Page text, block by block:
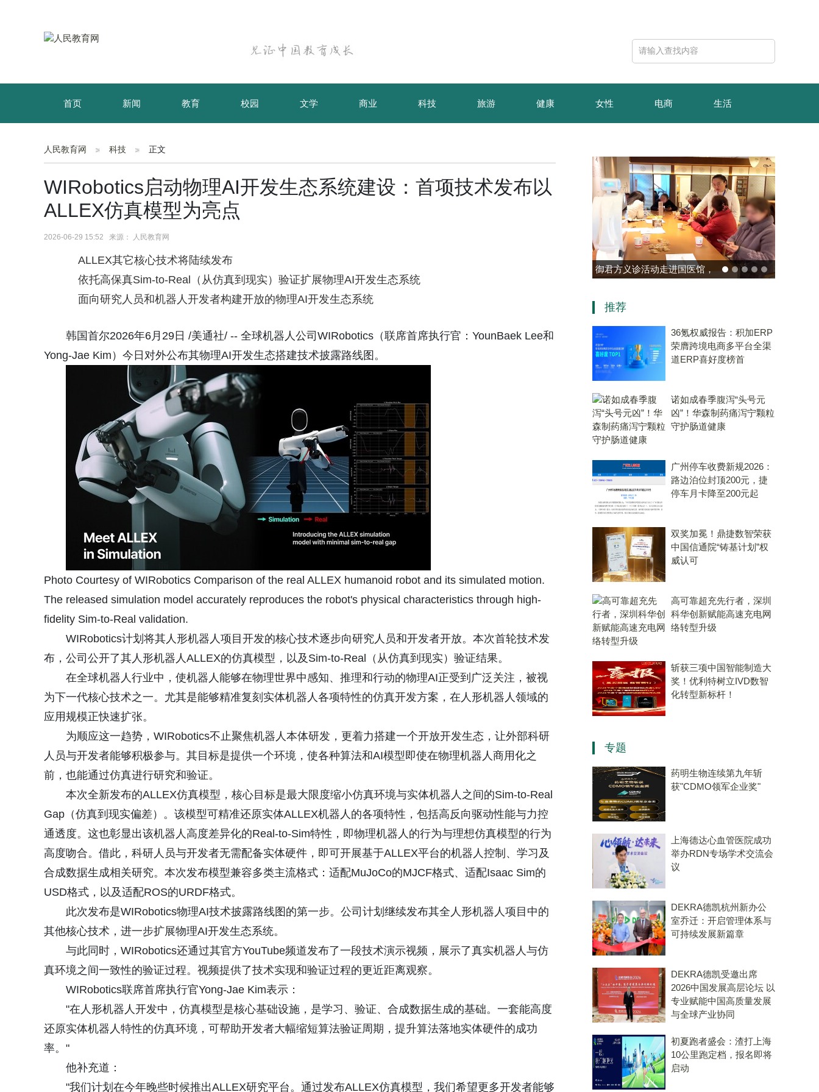
首页 新闻 教育 校园 文学 商业 科技 旅游 健康 女性 电商 生活
育儿 资讯
人民教育网 科技 正文
WIRobotics启动物理AI开发生态系统建设：首项技术发布以
ALLEX仿真模型为亮点
2026-06-29 15:52 来源： 人民教育网
ALLEX其它核心技术将陆续发布
依托高保真Sim-to-Real（从仿真到现实）验证扩展物理AI开发生态系统
面向研究人员和机器人开发者构建开放的物理AI开发生态系统
韩国首尔2026年6月29日 /美通社/ -- 全球机器人公司WIRobotics（联席首席执行官：YounBaek Lee和
Yong-Jae Kim）今日对外公布其物理AI开发生态搭建技术披露路线图。
Photo Courtesy of WIRobotics Comparison of the real ALLEX humanoid robot and its simulated motion.
The released simulation model accurately reproduces the robot's physical characteristics through high-
fidelity Sim-to-Real validation.
WIRobotics计划将其人形机器人项目开发的核心技术逐步向研究人员和开发者开放。本次首轮技术发
布，公司公开了其人形机器人ALLEX的仿真模型，以及Sim-to-Real（从仿真到现实）验证结果。
在全球机器人行业中，使机器人能够在物理世界中感知、推理和行动的物理AI正受到广泛关注，被视
为下一代核心技术之一。尤其是能够精准复刻实体机器人各项特性的仿真开发方案，在人形机器人领域的
应用规模正快速扩张。
为顺应这一趋势，WIRobotics不止聚焦机器人本体研发，更着力搭建一个开放开发生态，让外部科研
人员与开发者能够积极参与。其目标是提供一个环境，使各种算法和AI模型即使在物理机器人商用化之
前，也能通过仿真进行研究和验证。
本次全新发布的ALLEX仿真模型，核心目标是最大限度缩小仿真环境与实体机器人之间的Sim-to-Real
Gap（仿真到现实偏差）。该模型可精准还原实体ALLEX机器人的各项特性，包括高反向驱动性能与力控
通透度。这也彰显出该机器人高度差异化的Real-to-Sim特性，即物理机器人的行为与理想仿真模型的行为
高度吻合。借此，科研人员与开发者无需配备实体硬件，即可开展基于ALLEX平台的机器人控制、学习及
合成数据生成相关研究。本次发布模型兼容多类主流格式：适配MuJoCo的MJCF格式、适配Isaac Sim的
USD格式，以及适配ROS的URDF格式。
此次发布是WIRobotics物理AI技术披露路线图的第一步。公司计划继续发布其全人形机器人项目中的
其他核心技术，进一步扩展物理AI开发生态系统。
与此同时，WIRobotics还通过其官方YouTube频道发布了一段技术演示视频，展示了真实机器人与仿
真环境之间一致性的验证过程。视频提供了技术实现和验证过程的更近距离观察。
WIRobotics联席首席执行官Yong-Jae Kim表示：
"在人形机器人开发中，仿真模型是核心基础设施，是学习、验证、合成数据生成的基础。一套能高度
还原实体机器人特性的仿真环境，可帮助开发者大幅缩短算法验证周期，提升算法落地实体硬件的成功
率。"
他补充道：
"我们计划在今年晚些时候推出ALLEX研究平台。通过发布ALLEX仿真模型，我们希望更多开发者能够
御君方义诊活动走进国医馆，
会客厅”成健康新地标
推荐
36氪权威报告：积加ERP
荣膺跨境电商多平台全渠
道ERP喜好度榜首
诺如成春季腹泻“头号元
凶”！华森制药痛泻宁颗粒
守护肠道健康
广州停车收费新规2026：
路边泊位封顶200元，捷
停车月卡降至200元起
双奖加冕！鼎捷数智荣获
中国信通院“铸基计划”权
威认可
高可靠超充先行者，深圳
科华创新赋能高速充电网
络转型升级
斩获三项中国智能制造大
奖！优利特树立IVD数智
化转型新标杆！
专题
药明生物连续第九年斩
获"CDMO领军企业奖"
上海德达心血管医院成功
举办RDN专场学术交流会
议
DEKRA德凯杭州新办公
室乔迁：开启管理体系与
可持续发展新篇章
DEKRA德凯受邀出席
2026中国发展高层论坛 以
专业赋能中国高质量发展
与全球产业协同
初夏跑者盛会：渣打上海
10公里跑定档，报名即将
启动